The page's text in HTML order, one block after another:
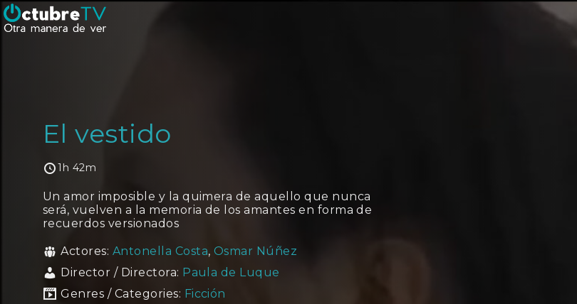
El vestido
1h 42m
Un amor imposible y la quimera de aquello que nunca
será, vuelven a la memoria de los amantes en forma de
recuerdos versionados
Actores: Antonella Costa, Osmar Núñez
Director / Directora: Paula de Luque
Genres / Categories: Ficción